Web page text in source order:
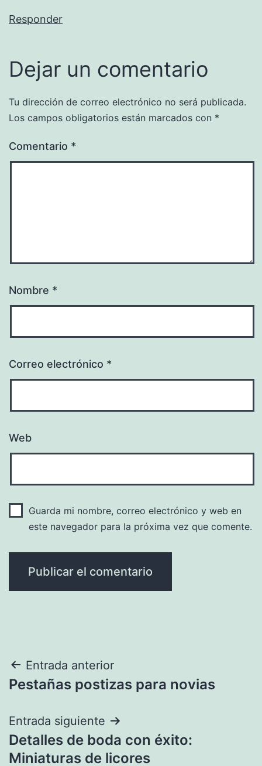
Responder
Dejar un comentario
Tu dirección de correo electrónico no será publicada.
Los campos obligatorios están marcados con *
Comentario *
Nombre *
Correo electrónico *
Web
Guarda mi nombre, correo electrónico y web en
este navegador para la próxima vez que comente.
Navegación
de
entradas
Entrada anterior
Pestañas postizas para novias
Entrada siguiente
Detalles de boda con éxito:
Miniaturas de licores